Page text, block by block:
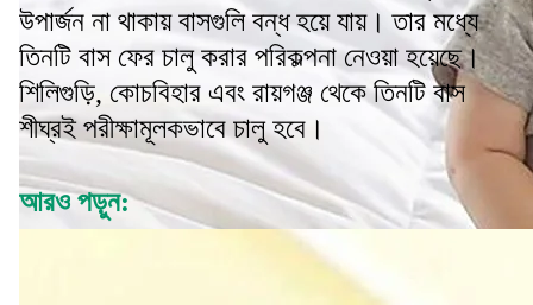
উপার্জন না থাকায় বাসগুলি বন্ধ হয়ে যায়। তার মধ্যে
তিনটি বাস ফের চালু করার পরিকল্পনা নেওয়া হয়েছে।
শিলিগুড়ি, কোচবিহার এবং রায়গঞ্জ থেকে তিনটি বাস
শীঘ্রই পরীক্ষামূলকভাবে চালু হবে।
আরও পড়ুন: